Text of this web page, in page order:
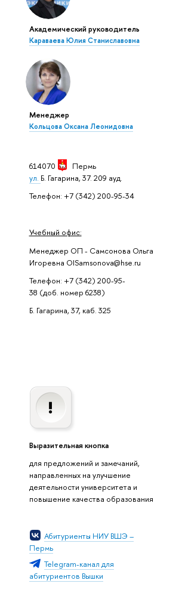
Академический руководитель
Караваева Юлия Станиславовна
Менеджер
Кольцова Оксана Леонидовна
614070
Пермь
ул. Б. Гагарина, 37. 209 ауд.
Телефон: +7 (342) 200-95-34
Учебный офис:
Менеджер ОП - Самсонова Ольга
Игоревна OISamsonova@hse.ru
Телефон: +7 (342) 200-95-
38 (доб. номер 6238)
Б. Гагарина, 37, каб. 325
Выразительная кнопка
для предложений и замечаний,
направленных на улучшение
деятельности университета и
повышение качества образования
Абитуриенты НИУ ВШЭ –
Пермь
Telegram-канал для
абитуриентов Вышки